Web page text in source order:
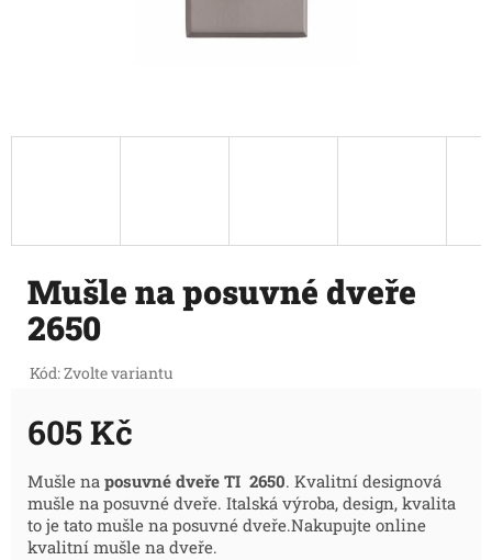
Mušle na posuvné dveře
2650
Kód:Zvolte variantu
605 Kč
Měrná
cena:
Mušle na posuvné dveře TI 2650. Kvalitní designová
mušle na posuvné dveře. Italská výroba, design, kvalita
to je tato mušle na posuvné dveře.Nakupujte online
kvalitní mušle na dveře.